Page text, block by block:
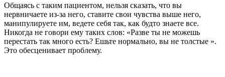
Общаясь с таким пациентом, нельзя сказать, что вы
нервничаете из-за него, ставите свои чувства выше него,
манипулируете им, ведете себя так, как будто знаете все.
Никогда не говори ему таких слов: «Разве ты не можешь
перестать так много есть? Ешьте нормально, вы не толстые ».
Это обесценивает проблему.